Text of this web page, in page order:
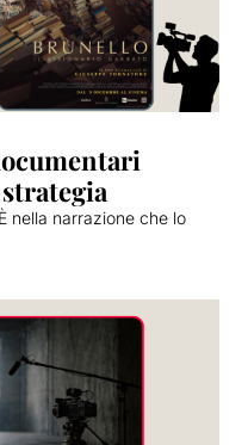
nella narrazione che lo